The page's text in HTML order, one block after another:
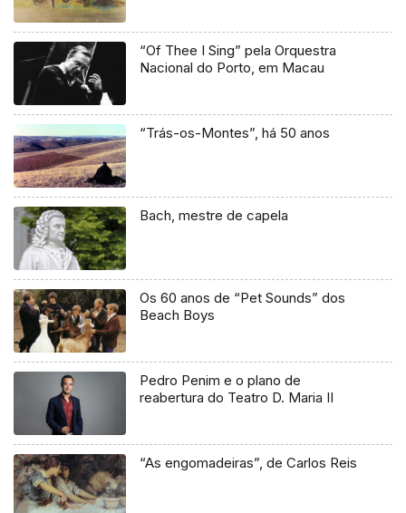
“Of Thee I Sing” pela Orquestra
Nacional do Porto, em Macau
“Trás-os-Montes”, há 50 anos
Bach, mestre de capela
Os 60 anos de “Pet Sounds” dos
Beach Boys
Pedro Penim e o plano de
reabertura do Teatro D. Maria II
“As engomadeiras”, de Carlos Reis